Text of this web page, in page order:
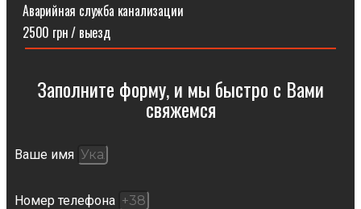
Аварийная служба канализации
2500 грн / выезд
Заполните форму, и мы быстро с Вами
свяжемся​
Ваше имя
Номер телефона